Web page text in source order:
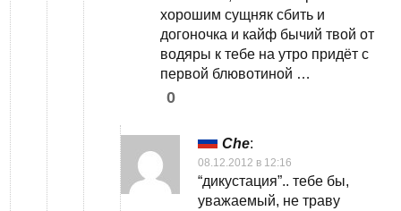
хорошим сущняк сбить и
догоночка и кайф бычий твой от
водяры к тебе на утро придёт с
первой блювотиной …
0
Che:
08.12.2012 в 12:16
“дикустация”.. тебе бы,
уважаемый, не траву